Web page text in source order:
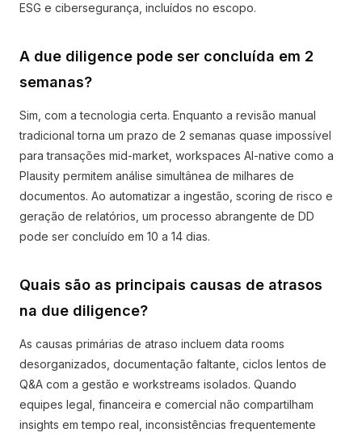
ESG e cibersegurança, incluídos no escopo.
A due diligence pode ser concluída em 2
semanas?
Sim, com a tecnologia certa. Enquanto a revisão manual
tradicional torna um prazo de 2 semanas quase impossível
para transações mid-market, workspaces AI-native como a
Plausity permitem análise simultânea de milhares de
documentos. Ao automatizar a ingestão, scoring de risco e
geração de relatórios, um processo abrangente de DD
pode ser concluído em 10 a 14 dias.
Quais são as principais causas de atrasos
na due diligence?
As causas primárias de atraso incluem data rooms
desorganizados, documentação faltante, ciclos lentos de
Q&A com a gestão e workstreams isolados. Quando
equipes legal, financeira e comercial não compartilham
insights em tempo real, inconsistências frequentemente